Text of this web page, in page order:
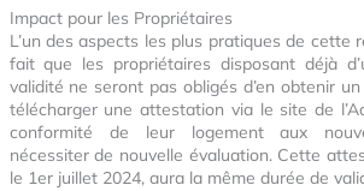
Impact pour les Propriétaires
L’un des aspects les plus pratiques de cette
fait que les propriétaires disposant déjà
validité ne seront pas obligés d’en obtenir
télécharger une attestation via le site de
conformité de leur logement aux
nécessiter de nouvelle évaluation. Cette
le 1er juillet 2024, aura la même durée de